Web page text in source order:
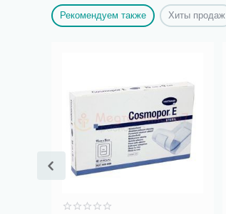
Рекомендуем также Хиты продаж